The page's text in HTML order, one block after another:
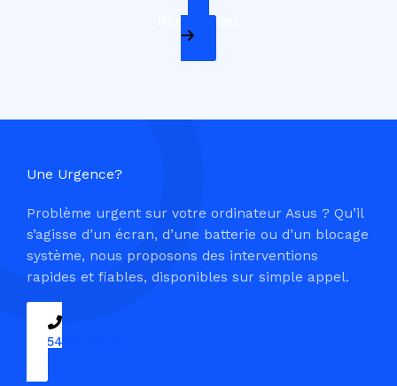
Nos Services
Une Urgence?
Problème urgent sur votre ordinateur Asus ? Qu’il
s’agisse d’un écran, d’une batterie ou d’un blocage
système, nous proposons des interventions
rapides et fiables, disponibles sur simple appel.
09 54 37 04 03